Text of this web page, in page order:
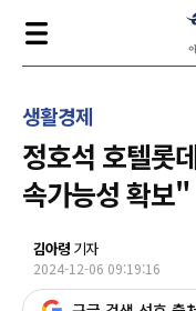
생활경제
정호석 호텔롯
속가능성 확보"
김아령 기자
2024-12-06 09:19:16